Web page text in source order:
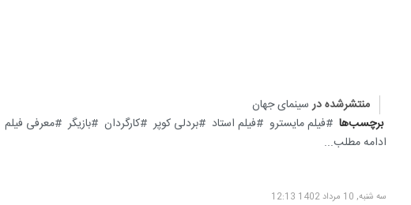
منتشرشده در سینمای جهان
برچسب‌ها
فیلم مایسترو فیلم استاد بردلی کوپر کارگردان بازیگر معرفی فیلم
ادامه مطلب...
سه شنبه, 10 مرداد 1402 12:13